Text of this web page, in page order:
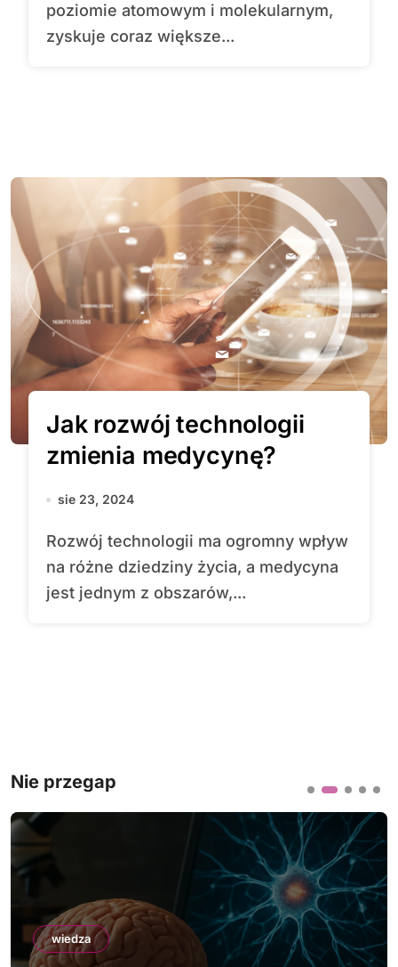
poziomie atomowym i molekularnym,
zyskuje coraz większe...
Jak rozwój technologii
zmienia medycynę?
sie 23, 2024
Rozwój technologii ma ogromny wpływ
na różne dziedziny życia, a medycyna
jest jednym z obszarów,...
Nie przegap
wiedza